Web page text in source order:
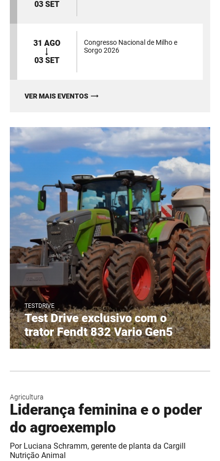
03 SET
31 AGO
03 SET
Congresso Nacional de Milho e
Sorgo 2026
VER MAIS EVENTOS
TESTDRIVE
Test Drive exclusivo com o
trator Fendt 832 Vario Gen5
Agricultura
Liderança feminina e o poder
do agroexemplo
Por Luciana Schramm, gerente de planta da Cargill
Nutrição Animal